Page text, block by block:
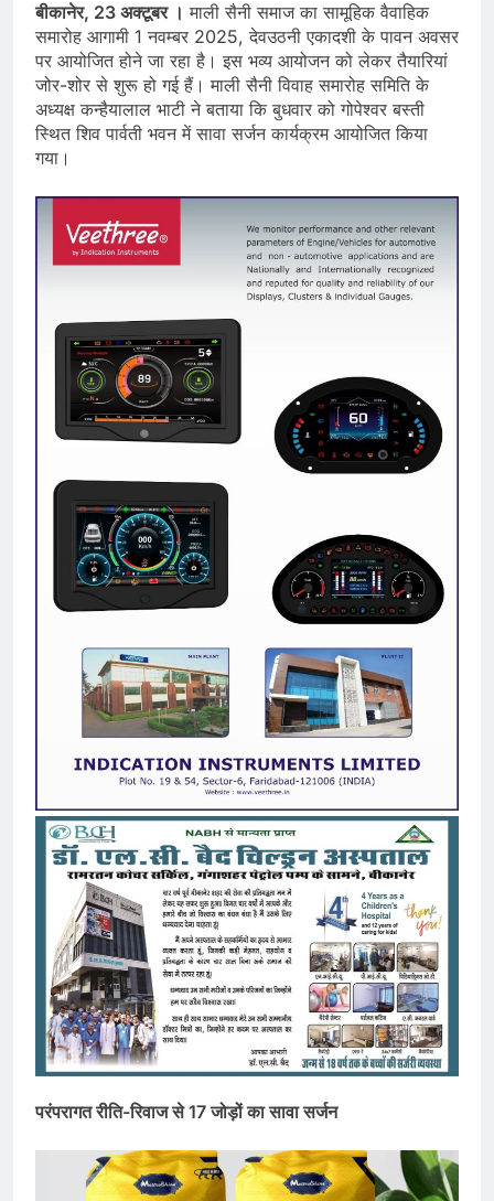
बीकानेर, 23 अक्टूबर । माली सैनी समाज का सामूहिक वैवाहिक
समारोह आगामी 1 नवम्बर 2025, देवउठनी एकादशी के पावन अवसर
पर आयोजित होने जा रहा है। इस भव्य आयोजन को लेकर तैयारियां
जोर-शोर से शुरू हो गई हैं। माली सैनी विवाह समारोह समिति के
अध्यक्ष कन्हैयालाल भाटी ने बताया कि बुधवार को गोपेश्वर बस्ती
स्थित शिव पार्वती भवन में सावा सर्जन कार्यक्रम आयोजित किया
गया।
परंपरागत रीति-रिवाज से 17 जोड़ों का सावा सर्जन